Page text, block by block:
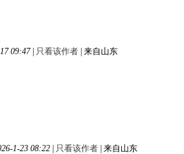
09:47
只看该作者 来自山东
1-23 08:22
只看该作者 来自山东